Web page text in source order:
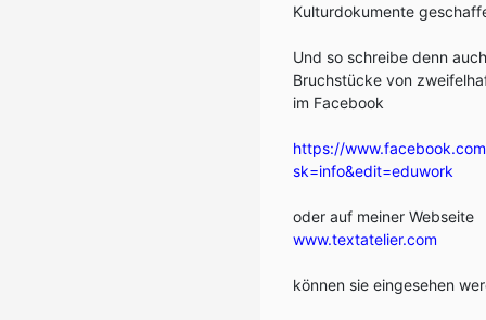
Kulturdokumente
Und so schreibe denn
Bruchstücke von
im Facebook
https://
sk=info&edit=eduwork
oder auf meiner Webseite
www.textatelier.com
können sie eingesehen